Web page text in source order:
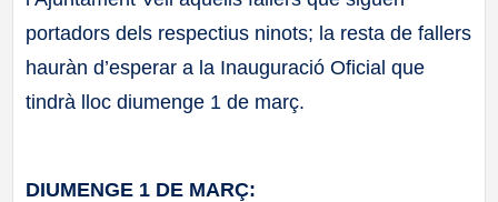
portadors dels respectius ninots; la resta de fallers
hauràn d’esperar a la Inauguració Oficial que
tindrà lloc diumenge 1 de març.
DIUMENGE 1 DE MARÇ: